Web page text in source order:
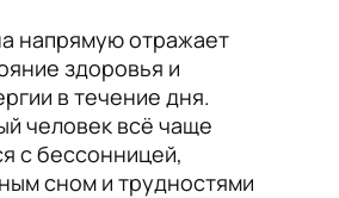
напрямую отражает
здоровья и
в течение дня.
человек всё чаще
с бессонницей,
сном и трудностями